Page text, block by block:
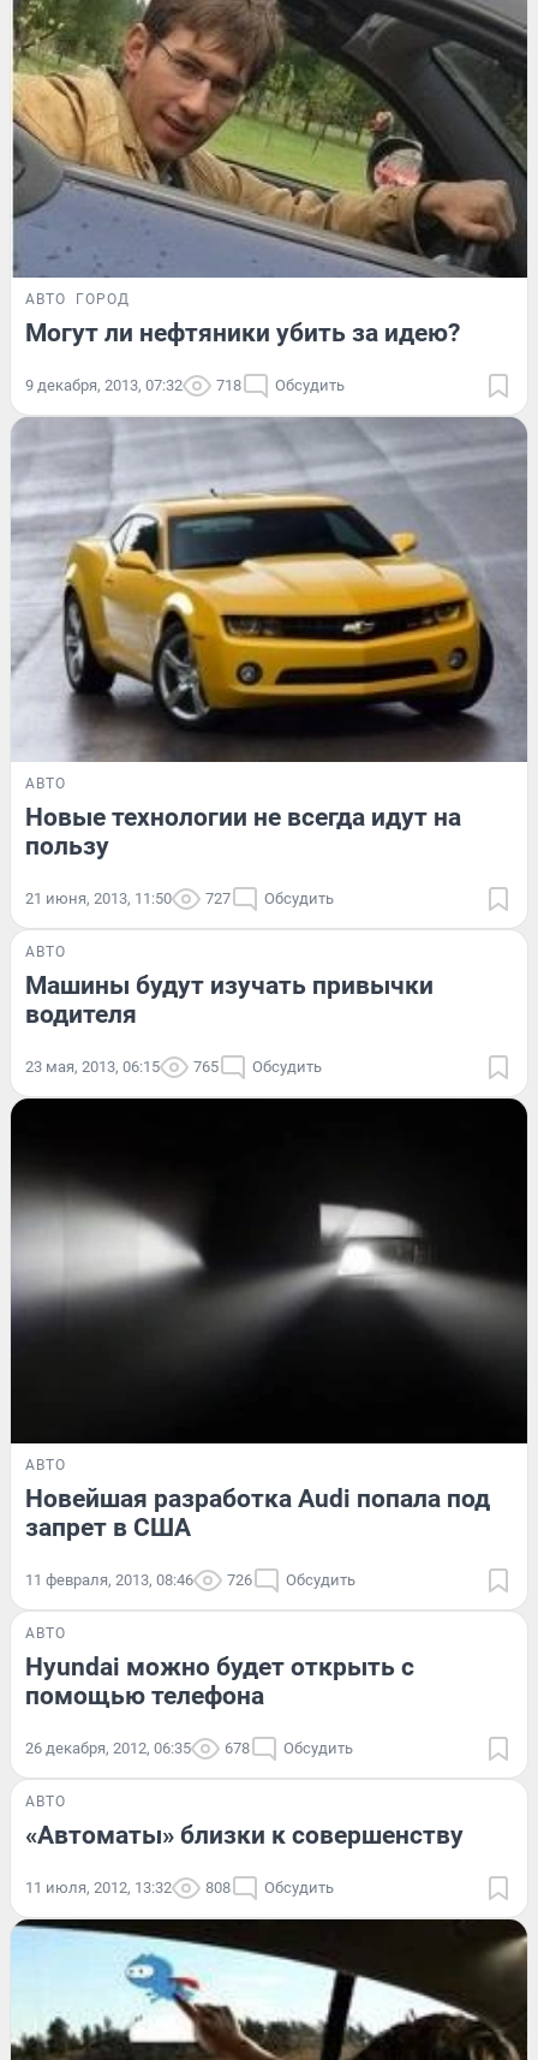
АВТО ГОРОД
Могут ли нефтяники убить за идею?
9 декабря, 2013, 07:32 718 Обсудить
АВТО
Новые технологии не всегда идут на
пользу
21 июня, 2013, 11:50 727 Обсудить
АВТО
Машины будут изучать привычки
водителя
23 мая, 2013, 06:15 765 Обсудить
АВТО
Новейшая разработка Audi попала под
запрет в США
11 февраля, 2013, 08:46 726 Обсудить
АВТО
Hyundai можно будет открыть с
помощью телефона
26 декабря, 2012, 06:35 678 Обсудить
АВТО
«Автоматы» близки к совершенству
11 июля, 2012, 13:32 808 Обсудить